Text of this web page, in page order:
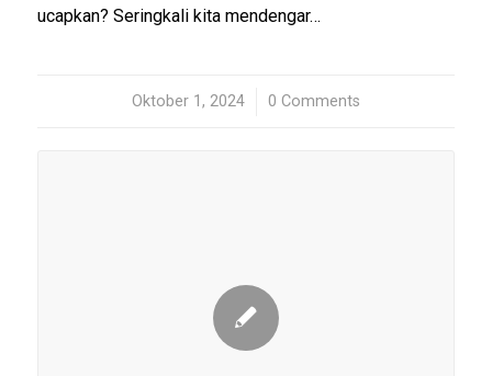
ucapkan? Seringkali kita mendengar…
Oktober 1, 2024
/ 0 Comments